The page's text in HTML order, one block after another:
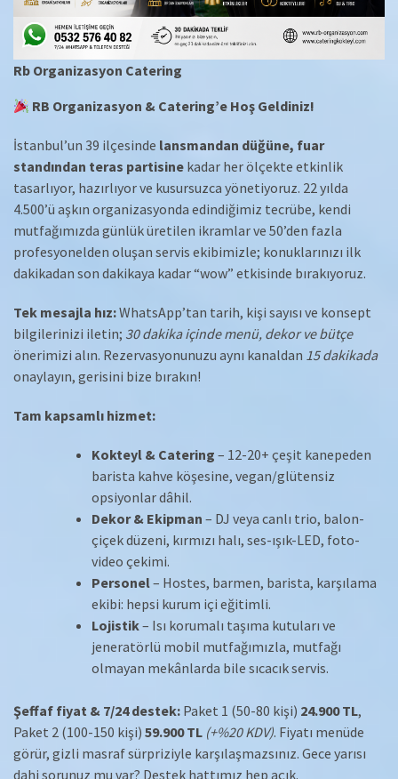
Rb Organizasyon Catering
RB Organizasyon & Catering’e Hoş Geldiniz!
İstanbul’un 39 ilçesinde lansmandan düğüne, fuar
standından teras partisine kadar her ölçekte etkinlik
tasarlıyor, hazırlıyor ve kusursuzca yönetiyoruz. 22 yılda
4.500’ü aşkın organizasyonda edindiğimiz tecrübe, kendi
mutfağımızda günlük üretilen ikramlar ve 50’den fazla
profesyonelden oluşan servis ekibimizle; konuklarınızı ilk
dakikadan son dakikaya kadar “wow” etkisinde bırakıyoruz.
Tek mesajla hız:WhatsApp’tan tarih, kişi sayısı ve konsept
bilgilerinizi iletin; 30 dakika içinde menü, dekor ve bütçe
önerimizi alın. Rezervasyonunuzu aynı kanaldan 15 dakikada
onaylayın, gerisini bize bırakın!
Tam kapsamlı hizmet:
Kokteyl & Catering – 12-20+ çeşit kanepeden
barista kahve köşesine, vegan/glütensiz
opsiyonlar dâhil.
Dekor & Ekipman – DJ veya canlı trio, balon-
çiçek düzeni, kırmızı halı, ses-ışık-LED, foto-
video çekimi.
Personel– Hostes, barmen, barista, karşılama
ekibi: hepsi kurum içi eğitimli.
Lojistik– Isı korumalı taşıma kutuları ve
jeneratörlü mobil mutfağımızla, mutfağı
olmayan mekânlarda bile sıcacık servis.
Şeffaf fiyat & 7/24 destek: Paket 1 (50-80 kişi) 24.900 TL,
Paket 2 (100-150 kişi) 59.900 TL (+%20 KDV). Fiyatı menüde
görür, gizli masraf sürpriziyle karşılaşmazsınız. Gece yarısı
dahi sorunuz mu var? Destek hattımız hep açık.